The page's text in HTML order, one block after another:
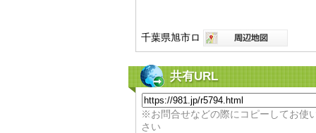
千葉県旭市ロ
共有URL
※お問合せなどの際にコピーしてお使
さい